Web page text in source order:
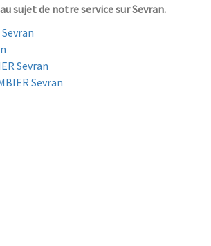
sujet de notre service sur Sevran.
Sevran
Sevran